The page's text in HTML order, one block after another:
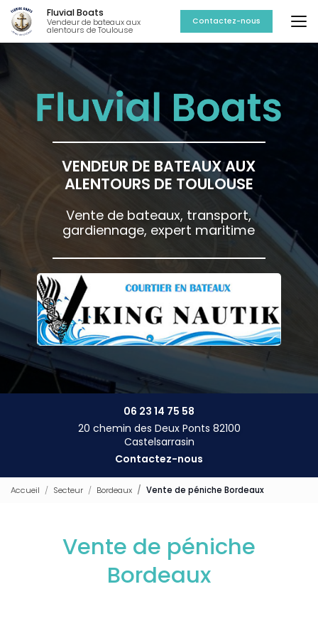
Aller
au
contenu
principal
Fluvial Boats
Vendeur de bateaux aux
alentours de Toulouse
Contactez-nous
VENDEUR DE BATEAUX AUX
ALENTOURS DE TOULOUSE
Vente de bateaux, transport,
gardiennage, expert maritime
06 23 14 75 58
20 chemin des Deux Ponts 82100
Castelsarrasin
Contactez-nous
Accueil Secteur Bordeaux Vente de péniche Bordeaux
Vente de péniche
Bordeaux